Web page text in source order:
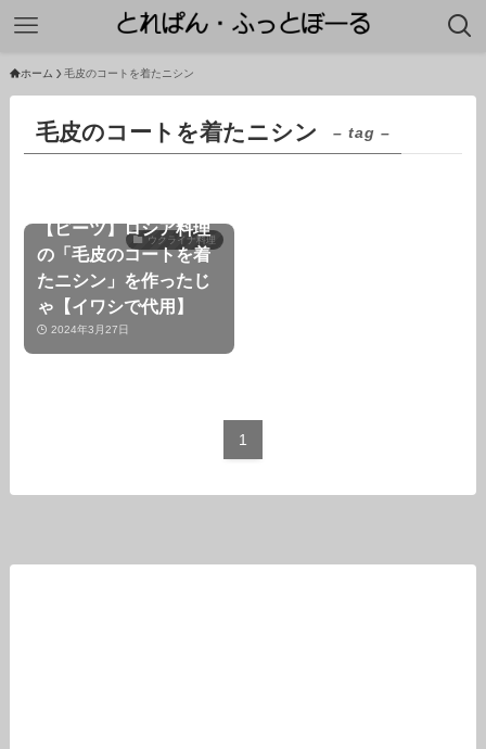
ホーム 毛皮のコートを着たニシン
毛皮のコートを着たニシン – tag –
ウクライナ料理
【ビーツ】ロシア料理
の「毛皮のコートを着
たニシン」を作ったじ
ゃ【イワシで代用】
2024年3月27日
1